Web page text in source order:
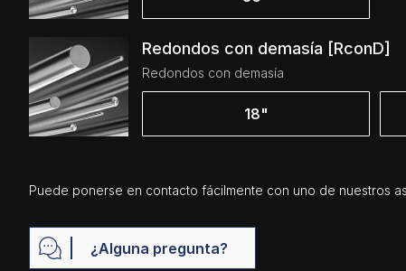
Redondos con demasía [RconD]
Redondos con demasía
18"
Puede ponerse en contacto fácilmente con uno de nuestros
¿Alguna pregunta?